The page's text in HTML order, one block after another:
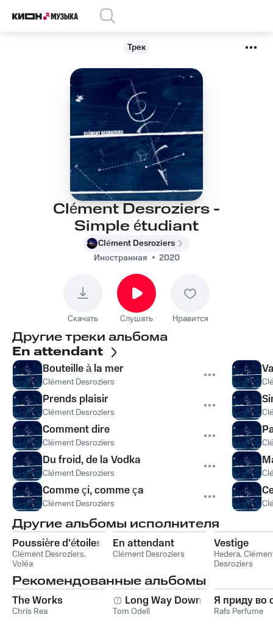
Трек
Clément Desroziers -
Simple étudiant
Clément Desroziers
Иностранная
2020
Скачать Слушать Нравится
Другие треки альбома
En attendant
Bouteille à la mer
Clément Desroziers
Prends plaisir
Clément Desroziers
Comment dire
Clément Desroziers
Du froid, de la Vodka
Clément Desroziers
Comme çi, comme ça
Clément Desroziers
Другие альбомы исполнителя
Poussière d'étoiles
Clément Desroziers,
Voléa
En attendant
Clément Desroziers
Vestige
Hedera,
Desroziers
Рекомендованные альбомы
The Works
Chris Rea
Long Way Down
Tom Odell
Я приду во
Rafs Perfume